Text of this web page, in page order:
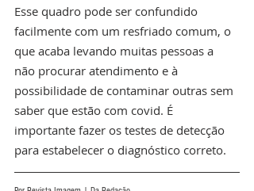
Esse quadro pode ser confundido
facilmente com um resfriado comum, o
que acaba levando muitas pessoas a
não procurar atendimento e à
possibilidade de contaminar outras sem
saber que estão com covid. É
importante fazer os testes de detecção
para estabelecer o diagnóstico correto.